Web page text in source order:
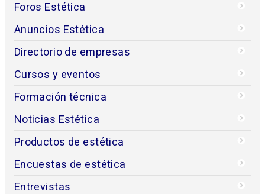
Foros Estética
Anuncios Estética
Directorio de empresas
Cursos y eventos
Formación técnica
Noticias Estética
Productos de estética
Encuestas de estética
Entrevistas